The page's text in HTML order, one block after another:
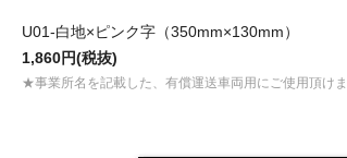
U01-白地×ピンク字（350mm×130mm）
1,860円(税抜)
★事業所名を記載した、有償運送車両用にご使用頂け